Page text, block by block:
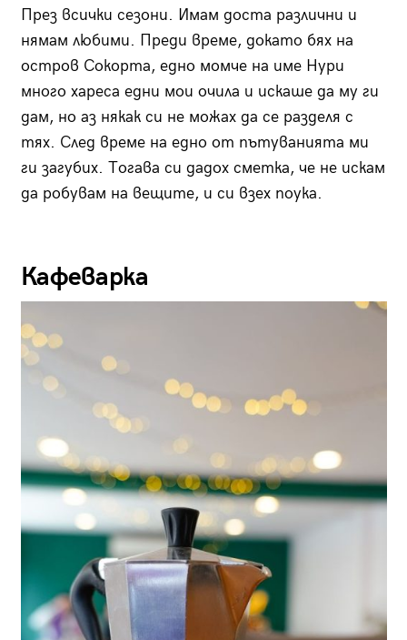
През всички сезони. Имам доста различни и
нямам любими. Преди време, докато бях на
остров Сокорта, едно момче на име Нури
много хареса едни мои очила и искаше да му ги
дам, но аз някак си не можах да се разделя с
тях. След време на едно от пътуванията ми
ги загубих. Тогава си дадох сметка, че не искам
да робувам на вещите, и си взех поука.
Кафеварка